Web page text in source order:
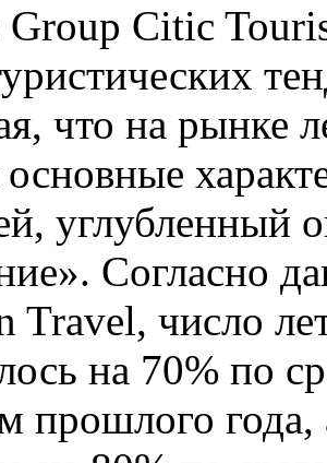
Citic
что на рынке
основные
углубленный
Согласно
Travel, число
на 70% по
прошлого